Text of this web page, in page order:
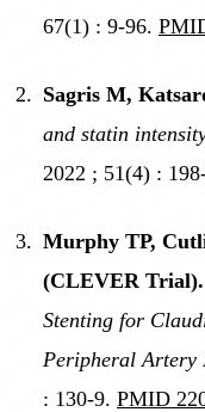
67(1) : 9-96.
Sagris M,
and statin
2022 ; 51(4) :
Murphy TP,
(CLEVER Trial).
Stenting for
Peripheral Artery
: 130-9. PMID